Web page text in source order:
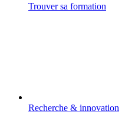
Trouver sa formation
Recherche & innovation